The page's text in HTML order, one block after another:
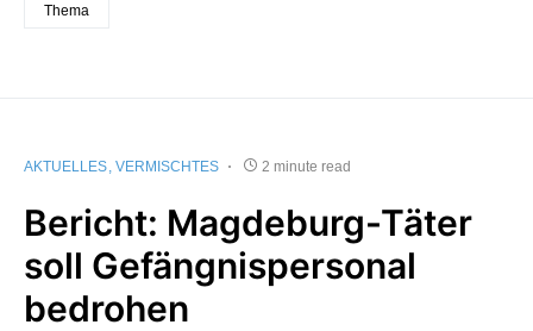
Thema
AKTUELLES VERMISCHTES 2 minute read
Bericht: Magdeburg-Täter
soll Gefängnispersonal
bedrohen